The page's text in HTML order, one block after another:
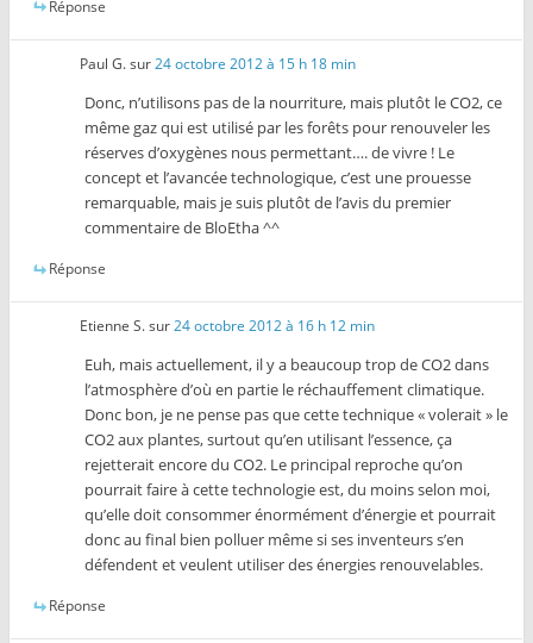
Réponse
Paul G.sur24 octobre 2012 à 15 h 18 min
Donc, n’utilisons pas de la nourriture, mais plutôt le CO2, ce
même gaz qui est utilisé par les forêts pour renouveler les
réserves d’oxygènes nous permettant…. de vivre ! Le
concept et l’avancée technologique, c’est une prouesse
remarquable, mais je suis plutôt de l’avis du premier
commentaire de BloEtha ^^
Réponse
Etienne S.sur24 octobre 2012 à 16 h 12 min
Euh, mais actuellement, il y a beaucoup trop de CO2 dans
l’atmosphère d’où en partie le réchauffement climatique.
Donc bon, je ne pense pas que cette technique « volerait » le
CO2 aux plantes, surtout qu’en utilisant l’essence, ça
rejetterait encore du CO2. Le principal reproche qu’on
pourrait faire à cette technologie est, du moins selon moi,
qu’elle doit consommer énormément d’énergie et pourrait
donc au final bien polluer même si ses inventeurs s’en
défendent et veulent utiliser des énergies renouvelables.
Réponse